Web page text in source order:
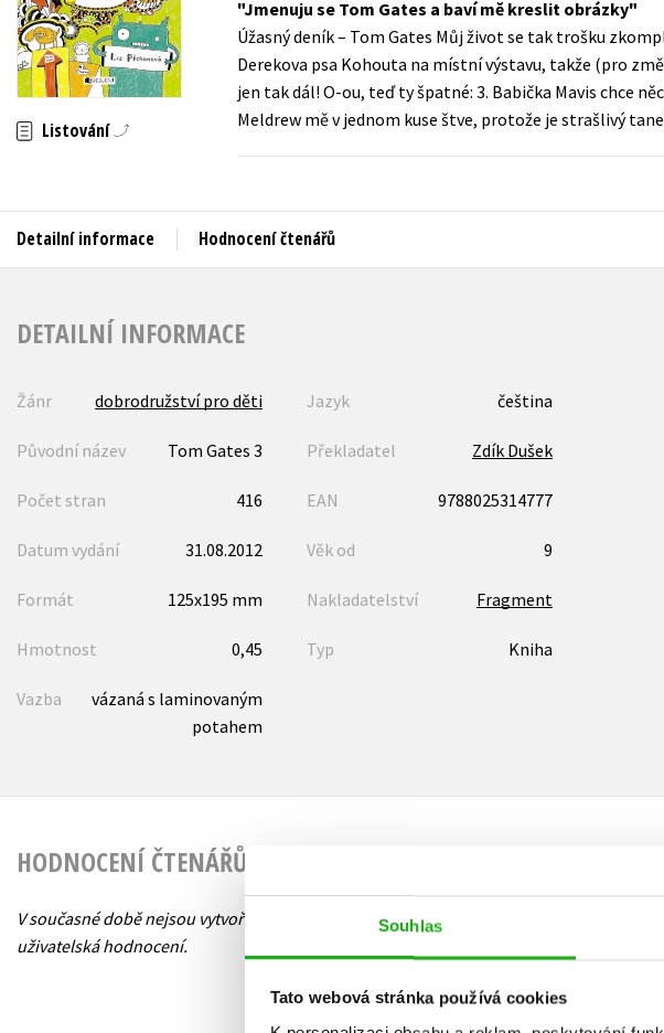
Souhlas
Tato webová stránka používá cookies
Auto - moto
Beletrie pro děti
Beletrie pro dospělé
Byznys a ekonomie
Jazyky
Kalendáře
Kariéra a osobní rozvoj
Populárně -
Populárně -
Předškoláci
Příroda a
Listování
Jmenuju se Tom Gates a baví mě kreslit obrázky
Úžasný deník – Tom Gates Můj život se tak trošku
Derekova psa Kohouta na místní výstavu, takže (pro
jen tak dál! O-ou, teď ty špatné: 3. Babička Mavis chce
Meldrew mě v jednom kuse štve, protože je strašlivý
Detailní informace Hodnocení čtenářů
DETAILNÍ INFORMACE
Žánr dobrodružství pro děti Jazyk čeština
Původní název Tom Gates 3 Překladatel Zdík Dušek
Počet stran 416 EAN 9788025314777
Datum vydání 31.08.2012 Věk od 9
Formát 125x195 mm Nakladatelství Fragment
Hmotnost 0,45 Typ Kniha
Vazba
vázaná s laminovaným
potahem
HODNOCENÍ ČTENÁŘŮ
V současné době nejsou vytvořena žádná
uživatelská hodnocení.
Uživatelskou